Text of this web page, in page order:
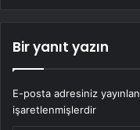
Bir yanıt yazın
E-posta adresiniz
işaretlenmişlerdir